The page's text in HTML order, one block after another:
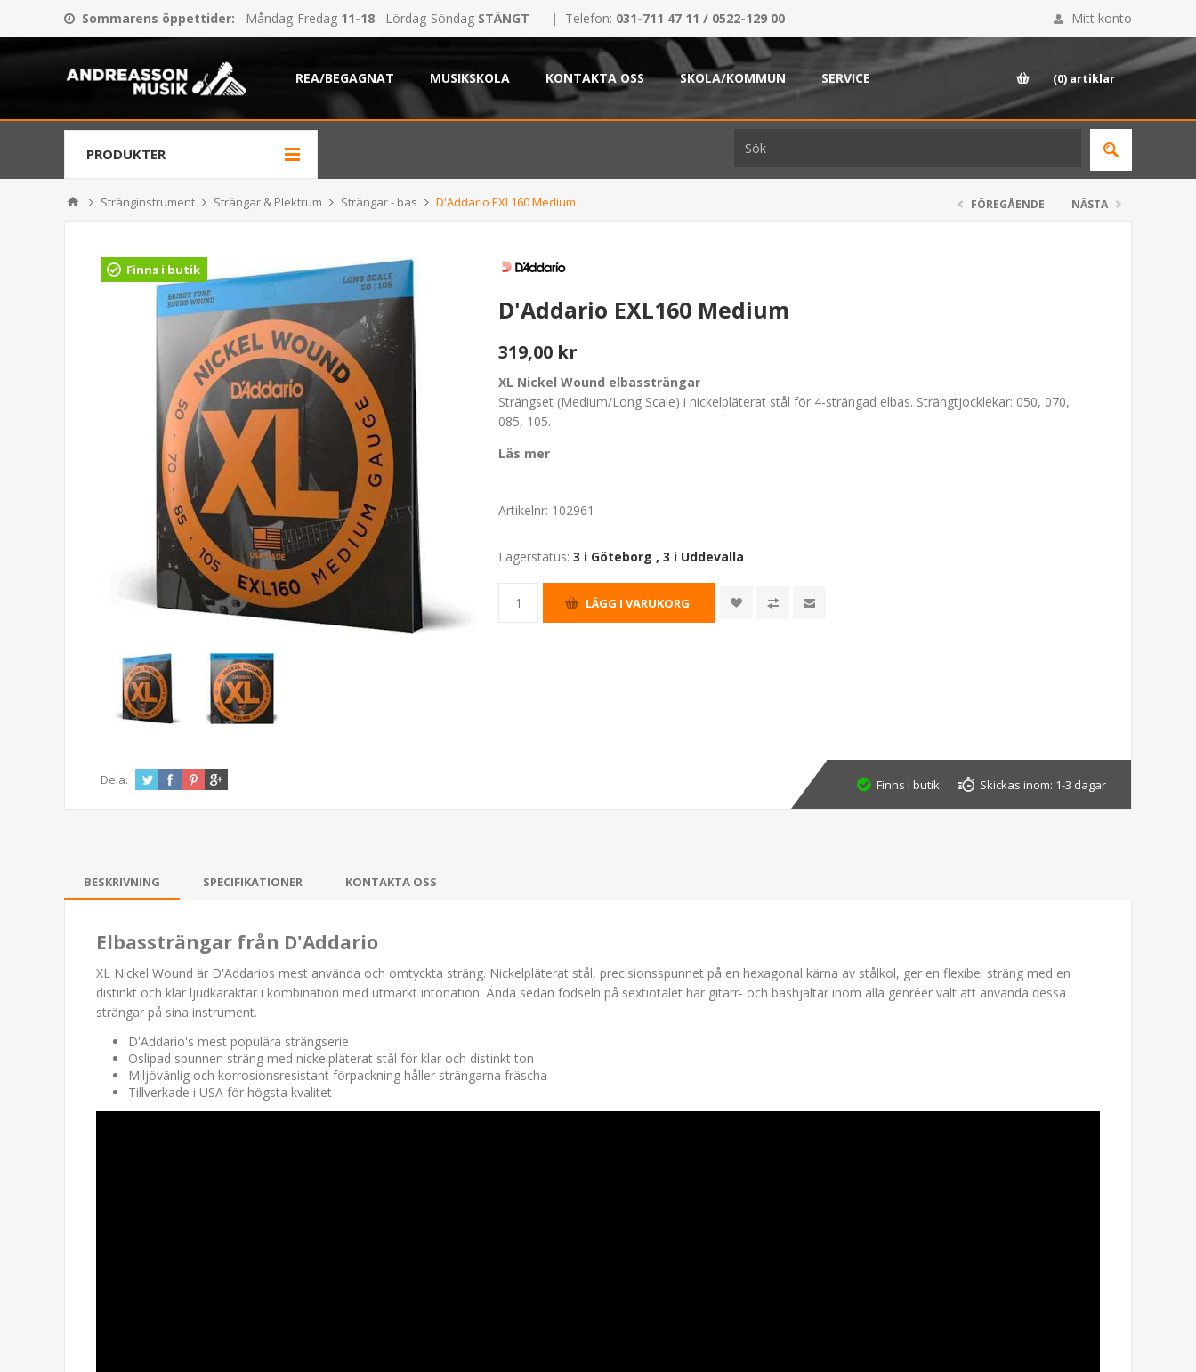
Sommarens öppettider: Måndag-Fredag 11-18 Lördag-Söndag STÄNGT | Telefon: 031-711 47 11 / 0522-129 00 Mitt konto
REA/BEGAGNAT MUSIKSKOLA KONTAKTA OSS SKOLA/KOMMUN SERVICE (0) artiklar
PRODUKTER
Stränginstrument Strängar & Plektrum Strängar - bas D'Addario EXL160 Medium FÖREGÅENDE NÄSTA
Finns i butik
D'Addario EXL160 Medium
319,00 kr
XL Nickel Wound elbassträngar
Strängset (Medium/Long Scale) i nickelpläterat stål för 4-strängad elbas. Strängtjocklekar: 050, 070,
085, 105.
Läs mer
Artikelnr: 102961
Lagerstatus: 3 i Göteborg ,3 i Uddevalla
Dela: Finns i butik Skickas inom: 1-3 dagar
BESKRIVNING SPECIFIKATIONER KONTAKTA OSS
Elbassträngar från D'Addario
XL Nickel Wound är D'Addarios mest använda och omtyckta sträng. Nickelpläterat stål, precisionsspunnet på en hexagonal kärna av stålkol, ger en flexibel sträng med en
distinkt och klar ljudkaraktär i kombination med utmärkt intonation. Ända sedan födseln på sextiotalet har gitarr- och bashjältar inom alla genréer valt att använda dessa
strängar på sina instrument.
D'Addario's mest populära strängserie
Oslipad spunnen sträng med nickelpläterat stål för klar och distinkt ton
Miljövänlig och korrosionsresistant förpackning håller strängarna fräscha
Tillverkade i USA för högsta kvalitet